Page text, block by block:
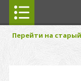
Перейти на